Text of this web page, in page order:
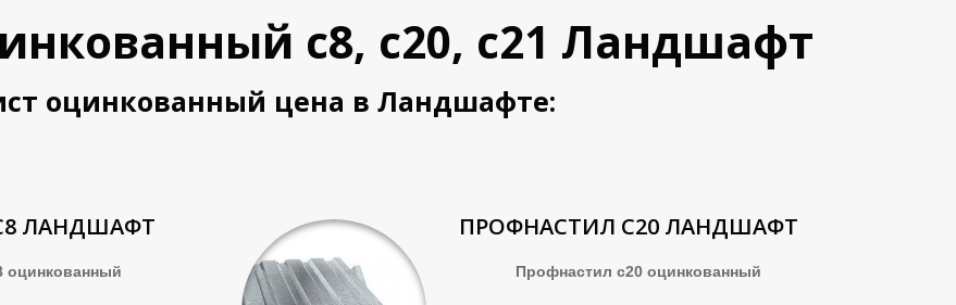
с8, с20, с21 Ландшафт
оцинкованный цена в Ландшафте:
ЛАНДШАФТ ПРОФНАСТИЛ С20 ЛАНДШАФТ
Профнастил с20 оцинкованный